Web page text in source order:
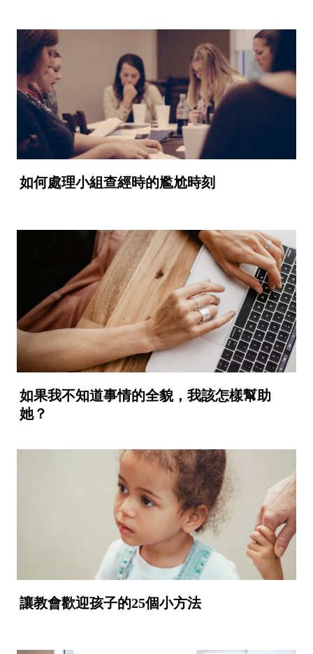
如何處理小組查經時的尷尬時刻
如果我不知道事情的全貌，我該怎樣幫助
她？
讓教會歡迎孩子的25個小方法